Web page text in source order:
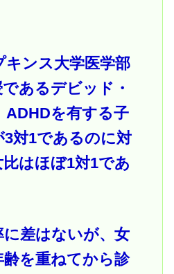
キンス大学医学部
あるデビッド・
ADHDを有する子
3対1であるのに対
はほぼ1対1であ
差はないが、女
を重ねてから診